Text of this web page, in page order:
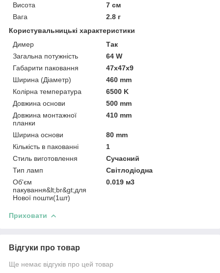
Висота
7 см
Вага
2.8 г
Користувальницькі характеристики
Димер
Так
Загальна потужність
64 W
Габарити паковання
47x47x9
Ширина (Діаметр)
460 mm
Колірна температура
6500 K
Довжина основи
500 mm
Довжина монтажної
планки
410 mm
Ширина основи
80 mm
Кількість в пакованні
1
Стиль виготовлення
Сучасний
Тип ламп
Світлодіодна
Об'єм
пакування&lt;br&gt;для
Нової пошти(1шт)
0.019 м3
Приховати
Відгуки про товар
Ще немає відгуків про цей товар